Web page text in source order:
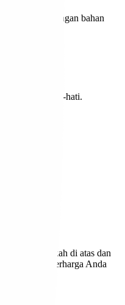
terpisah dengan bahan
dengan hati-hati.
langkah di atas dan
barang berharga Anda